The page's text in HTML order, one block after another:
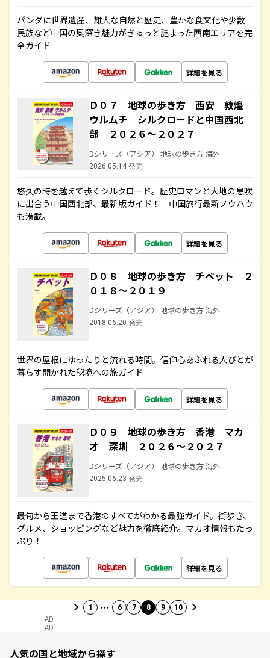
パンダに世界遺産、雄大な自然と歴史、豊かな食文化や少数
民族など中国の奥深き魅力がぎゅっと詰まった西南エリアを完
全ガイド
詳細を見る
Ｄ０７ 地球の歩き方 西安 敦煌
ウルムチ シルクロードと中国西北
部 ２０２６～２０２７
Dシリーズ（アジア） 地球の歩き方 海外
2026.05.14 発売
悠久の時を越えて歩くシルクロード。歴史ロマンと大地の息吹
に出合う中国西北部、最新版ガイド！ 中国旅行最新ノウハウ
も満載。
詳細を見る
Ｄ０８ 地球の歩き方 チベット ２
０１８～２０１９
Dシリーズ（アジア） 地球の歩き方 海外
2018.06.20 発売
世界の屋根にゆったりと流れる時間。信仰心あふれる人びとが
暮らす開かれた秘境への旅ガイド
詳細を見る
Ｄ０９ 地球の歩き方 香港 マカ
オ 深圳 ２０２６～２０２７
Dシリーズ（アジア） 地球の歩き方 海外
2025.06.23 発売
最旬から王道まで香港のすべてがわかる最強ガイド。街歩き、
グルメ、ショッピングなど魅力を徹底紹介。マカオ情報もたっ
ぷり！
詳細を見る
1 … 6 7 8 9 10
AD
AD
人気の国と地域から探す